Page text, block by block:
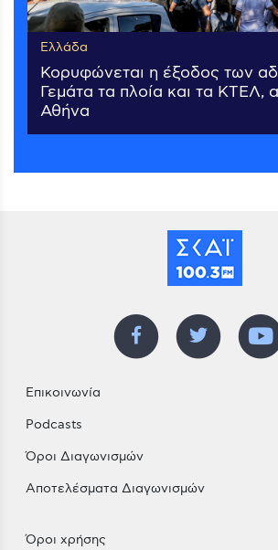
Ελλάδα
Κορυφώνεται η έξοδος των
Γεμάτα τα πλοία και τα ΚΤΕΛ,
Αθήνα
Επικοινωνία
Podcasts
Όροι Διαγωνισμών
Αποτελέσματα Διαγωνισμών
Όροι χρήσης